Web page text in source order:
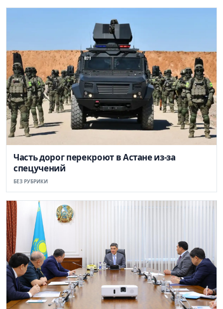
Часть дорог перекроют в Астане из-за
спецучений
БЕЗ РУБРИКИ